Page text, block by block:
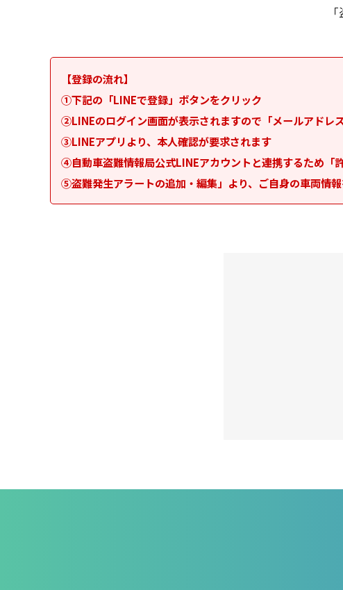
【登録の流れ】
①下記の「LINEで登録」ボタンをクリック
②LINEのログイン画面が表示されますので「メールアドレ
③LINEアプリより、本人確認が要求されます
④自動車盗難情報局公式LINEアカウントと連携するため「
⑤盗難発生アラートの追加・編集」より、ご自身の車両情